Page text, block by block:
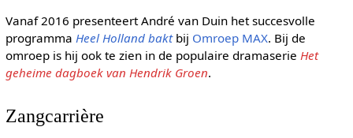
Vanaf 2016 presenteert André van Duin het succesvolle
programma Heel Holland baktbij Omroep MAX. Bij de
omroep is hij ook te zien in de populaire dramaserie Het
geheime dagboek van Hendrik Groen.
Zangcarrière